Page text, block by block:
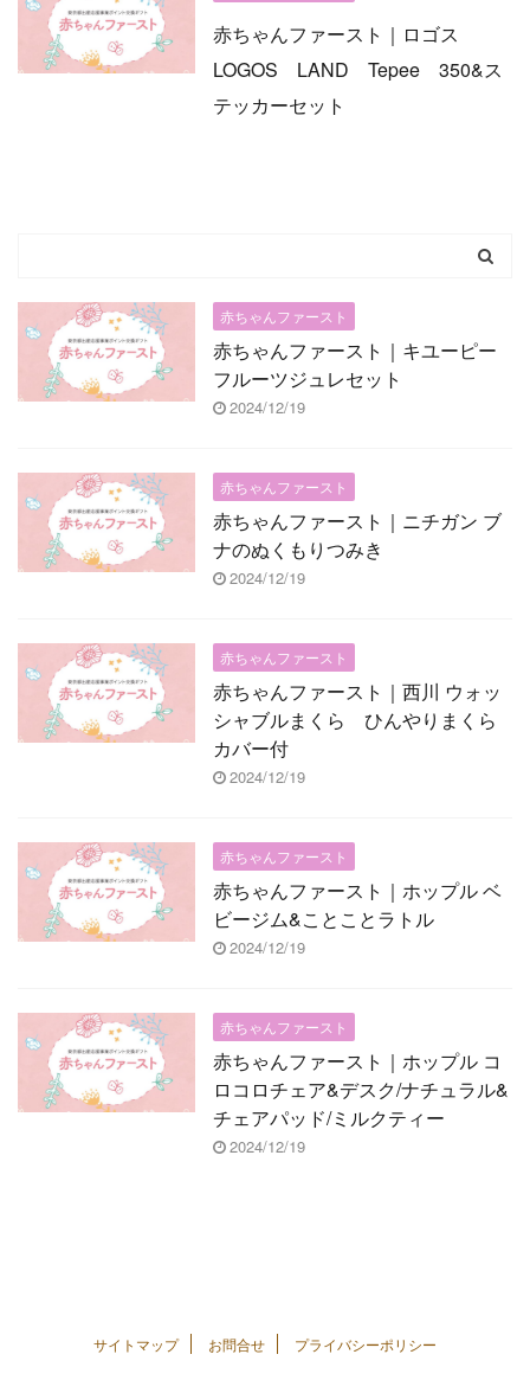
赤ちゃんファースト｜ロゴス
LOGOS LAND Tepee 350&ス
テッカーセット
赤ちゃんファースト
赤ちゃんファースト｜キユーピー
フルーツジュレセット
2024/12/19
赤ちゃんファースト
赤ちゃんファースト｜ニチガン ブ
ナのぬくもりつみき
2024/12/19
赤ちゃんファースト
赤ちゃんファースト｜西川 ウォッ
シャブルまくら ひんやりまくら
カバー付
2024/12/19
赤ちゃんファースト
赤ちゃんファースト｜ホップル ベ
ビージム&ことことラトル
2024/12/19
赤ちゃんファースト
赤ちゃんファースト｜ホップル コ
ロコロチェア&デスク/ナチュラル&
チェアパッド/ミルクティー
2024/12/19
サイトマップ お問合せ プライバシーポリシー